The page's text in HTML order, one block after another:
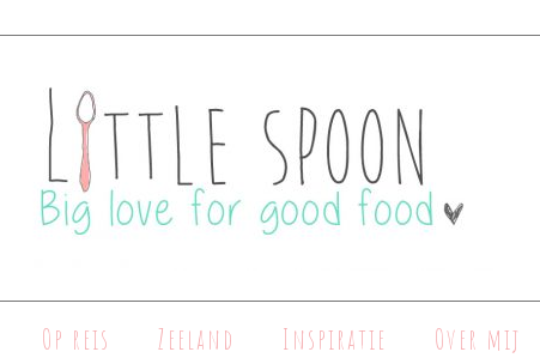
Op reis Zeeland Inspiratie Over mij